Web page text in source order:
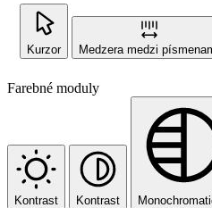
Kurzor Medzera medzi
Farebné moduly
Kontrast Kontrast